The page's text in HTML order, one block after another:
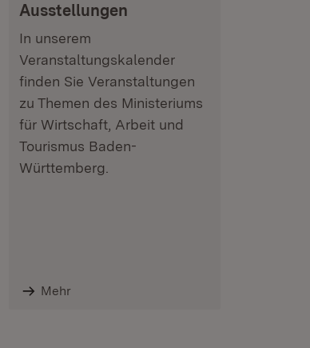
Ausstellungen
In unserem
Veranstaltungskalender
finden Sie Veranstaltungen
zu Themen des Ministeriums
für Wirtschaft, Arbeit und
Tourismus Baden-
Württemberg.
Mehr